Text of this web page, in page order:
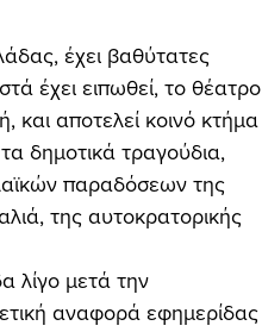
έχει ειπωθεί, το θέατρο
και αποτελεί κοινό κτήμα
δημοτικά τραγούδια,
παραδόσεων της
της αυτοκρατορικής
αναφορά εφημερίδας